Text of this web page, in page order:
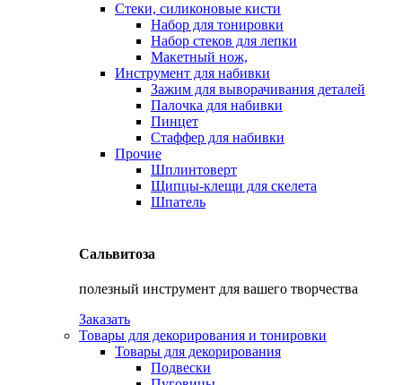
Стеки, силиконовые кисти
Набор для тонировки
Набор стеков для лепки
Макетный нож,
Инструмент для набивки
Зажим для выворачивания деталей
Палочка для набивки
Пинцет
Стаффер для набивки
Прочие
Шплинтоверт
Щипцы-клещи для скелета
Шпатель
Сальвитоза
полезный инструмент для вашего творчества
Заказать
Товары для декорирования и тонировки
Товары для декорирования
Подвески